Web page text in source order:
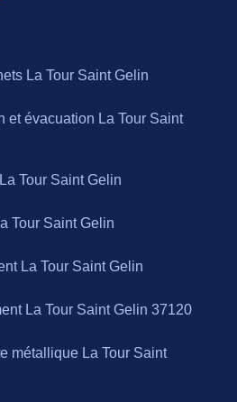
La Tour Saint Gelin
et évacuation La Tour Saint
Tour Saint Gelin
Tour Saint Gelin
La Tour Saint Gelin
La Tour Saint Gelin 37120
métallique La Tour Saint